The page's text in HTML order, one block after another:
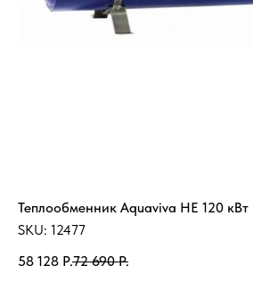
Теплообменник Aquaviva HE 120 кВт
SKU: 12477
58 128 Р.72 690 Р.